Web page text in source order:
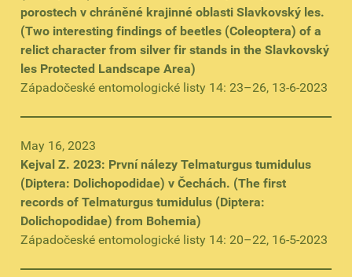
porostech v chráněné krajinné oblasti Slavkovský les.
(Two interesting findings of beetles (Coleoptera) of a
relict character from silver fir stands in the Slavkovský
les Protected Landscape Area)
Západočeské entomologické listy 14: 23–26, 13-6-2023
May 16, 2023
Kejval Z. 2023: První nálezy Telmaturgus tumidulus
(Diptera: Dolichopodidae) v Čechách. (The first
records of Telmaturgus tumidulus (Diptera:
Dolichopodidae) from Bohemia)
Západočeské entomologické listy 14: 20–22, 16-5-2023